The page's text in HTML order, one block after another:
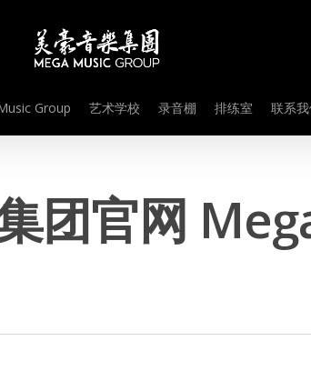
Group 艺术学校 录音棚 排练室 联系
团官网